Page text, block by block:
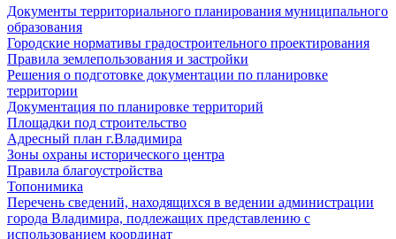
Документы территориального планирования муниципального
образования
Городские нормативы градостроительного проектирования
Правила землепользования и застройки
Решения о подготовке документации по планировке
территории
Документация по планировке территорий
Площадки под строительство
Адресный план г.Владимира
Зоны охраны исторического центра
Правила благоустройства
Топонимика
Перечень сведений, находящихся в ведении администрации
города Владимира, подлежащих представлению с
использованием координат